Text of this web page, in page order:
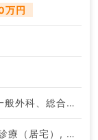
万円
一般内科、外科系全般、一般外科、総合診療科
一般外来, 病棟管理, 訪問診療（居宅）, 訪問診療（施設）, オペ